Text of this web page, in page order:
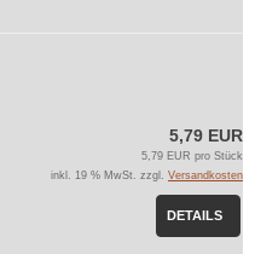
5,79 EUR
5,79 EUR pro Stück
inkl. 19 % MwSt. zzgl. Versandkosten
DETAILS